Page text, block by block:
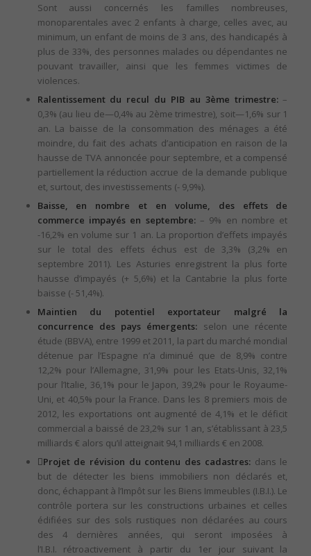
Sont aussi concernés les familles nombreuses,
monoparentales avec 2 enfants à charge, celles avec, au
minimum, un enfant de moins de 3 ans, des handicapés à
plus de 33%, des personnes malades ou dépendantes ne
pouvant travailler, ainsi que les femmes victimes de
violences.
Ralentissement du recul du PIB au 3ème trimestre:–
0,3% (au lieu de—0,4% au 2ème trimestre), soit—1,6% sur 1
an. La baisse de la consommation des ménages a été
moindre, du fait des achats d’anticipation en raison de la
hausse de TVA annoncée pour septembre, et a compensé
partiellement la réduction accrue de la demande publique
et, surtout, des investissements (- 9,9%).
Baisse, en nombre et en volume, des effets de
commerce impayés en septembre:– 9% en nombre et
-16,2% en volume sur 1 an. La proportion d’effets impayés
sur le total des effets échus est de 3,3% (3,2% en
septembre 2011). Les Asturies enregistrent la plus forte
hausse d’impayés (+ 5,6%) et la Cantabrie la plus forte
baisse (- 51,4%).
Maintien du potentiel exportateur malgré la
concurrence des pays émergents: selon une récente
étude (BBVA), entre 1999 et 2011, la part du marché mondial
détenue par l’Espagne n’a diminué que de 8,9% contre
12,2% pour l’Allemagne, 31,9% pour les Etats-Unis, 32,1%
pour l’Italie, 36,1% pour le Japon, 39,2% pour le Royaume-
Uni, et 40,5% pour la France. Dans les 8 premiers mois de
2012, les exportations ont augmenté de 4,1% et le déficit
commercial a baissé de 23,2% sur 1 an, s’établissant à 23,5
milliards € alors qu’il atteignait 94,1 milliards € en 2008.
Projet de révision du contenu des cadastres:dans le
but de détecter les biens immobiliers non déclarés et,
donc, échappant à l’Impôt sur les Biens Immeubles (I.B.I.). Le
contrôle portera sur les constructions urbaines et celles
édifiées sur des sols rustiques non déclarées au cours
des 4 dernières années, qui seront imposées à
l’I.B.I. rétroactivement à partir du 1er jour suivant la